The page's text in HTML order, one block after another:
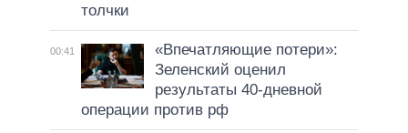
толчки
00:41
«Впечатляющие потери»:
Зеленский оценил
результаты 40-дневной
операции против рф